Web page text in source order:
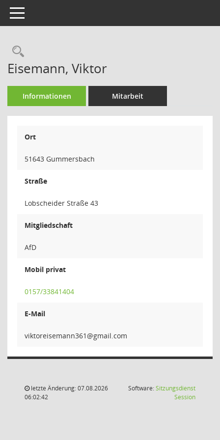
Toggle navigation
Rechercheauswahl
Eisemann, Viktor
Informationen Mitarbeit
Ort
51643 Gummersbach
Straße
Lobscheider Straße 43
Mitgliedschaft
AfD
Mobil privat
0157/33841404
E-Mail
163nname
letzte Änderung: 07.08.2026
06:02:42
Software:Sitzungsdienst
Session(Wird in